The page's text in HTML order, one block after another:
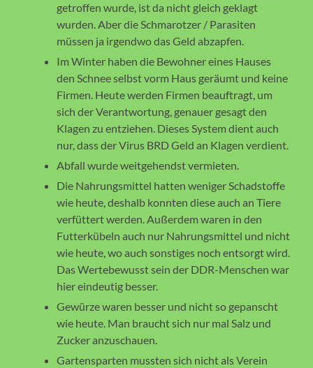
getroffen wurde, ist da nicht gleich geklagt
wurden. Aber die Schmarotzer / Parasiten
müssen ja irgendwo das Geld abzapfen.
Im Winter haben die Bewohner eines Hauses
den Schnee selbst vorm Haus geräumt und keine
Firmen. Heute werden Firmen beauftragt, um
sich der Verantwortung, genauer gesagt den
Klagen zu entziehen. Dieses System dient auch
nur, dass der Virus BRD Geld an Klagen verdient.
Abfall wurde weitgehendst vermieten.
Die Nahrungsmittel hatten weniger Schadstoffe
wie heute, deshalb konnten diese auch an Tiere
verfüttert werden. Außerdem waren in den
Futterkübeln auch nur Nahrungsmittel und nicht
wie heute, wo auch sonstiges noch entsorgt wird.
Das Wertebewusst sein der DDR-Menschen war
hier eindeutig besser.
Gewürze waren besser und nicht so gepanscht
wie heute. Man braucht sich nur mal Salz und
Zucker anzuschauen.
Gartensparten mussten sich nicht als Verein